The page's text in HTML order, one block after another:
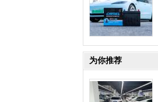
为你推荐